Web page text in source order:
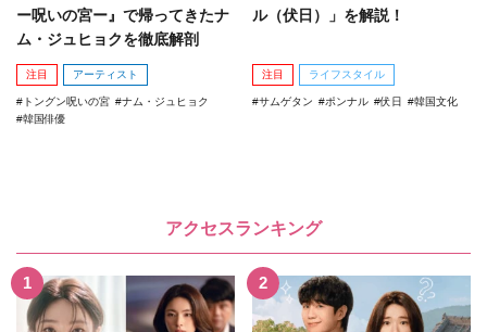
ー呪いの宮ー』で帰ってきたナ
ム・ジュヒョクを徹底解剖
注目 アーティスト
トングン呪いの宮
ナム・ジュヒョク
韓国俳優
ル（伏日）」を解説！
注目 ライフスタイル
サムゲタン ポンナル 伏日 韓国文化
アクセスランキング